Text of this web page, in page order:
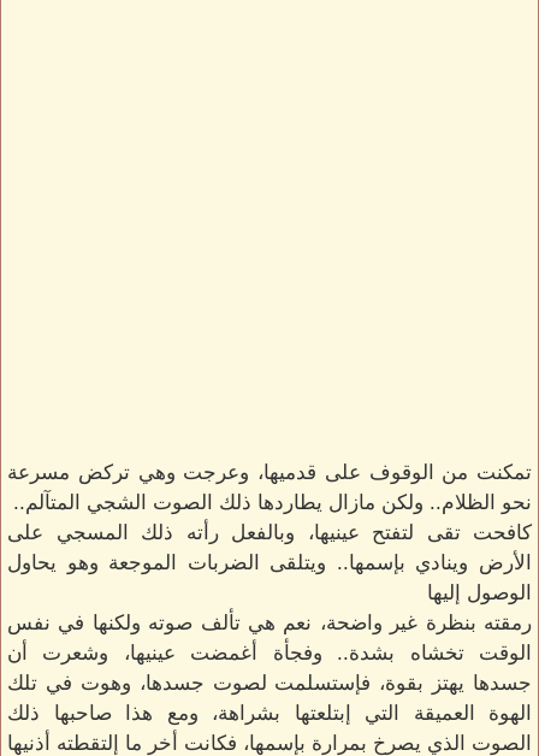
تمكنت من الوقوف على قدميها، وعرجت وهي تركض مسرعة
نحو الظلام.. ولكن مازال يطاردها ذلك الصوت الشجي المتآلم..
كافحت تقى لتفتح عينيها، وبالفعل رأته ذلك المسجي على
الأرض وينادي بإسمها.. ويتلقى الضربات الموجعة وهو يحاول
الوصول إليها
رمقته بنظرة غير واضحة، نعم هي تألف صوته ولكنها في نفس
الوقت تخشاه بشدة.. وفجأة أغمضت عينيها، وشعرت أن
جسدها يهتز بقوة، فإستسلمت لصوت جسدها، وهوت في تلك
الهوة العميقة التي إبتلعتها بشراهة، ومع هذا صاحبها ذلك
الصوت الذي يصرخ بمرارة بإسمها، فكانت أخر ما إلتقطته أذنيها